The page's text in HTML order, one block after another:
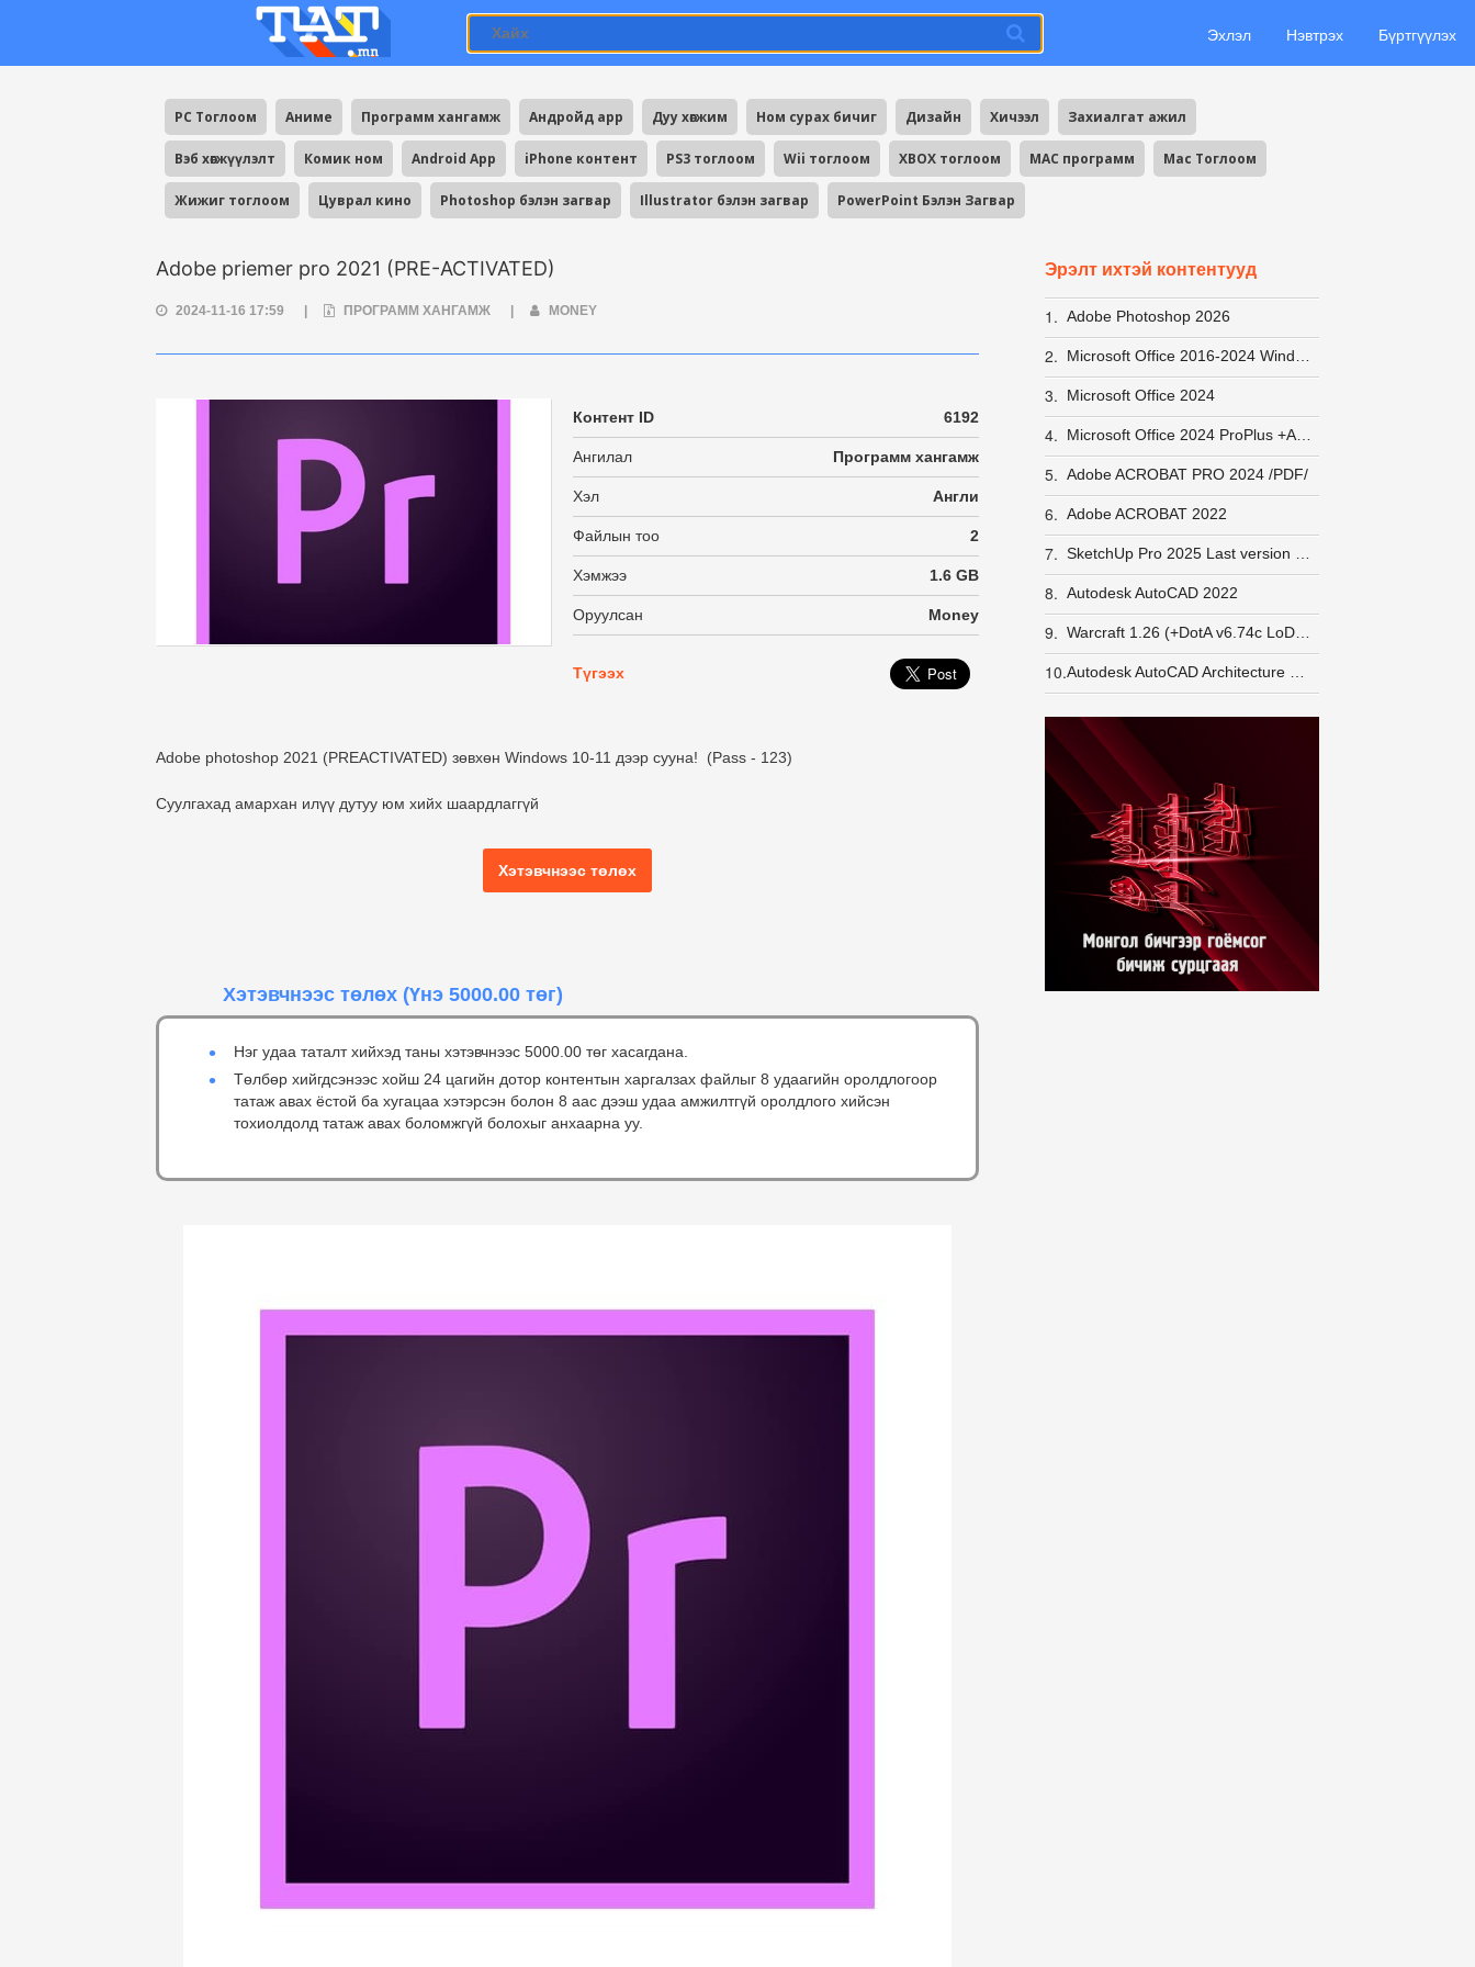
Эхлэл Нэвтрэх Бүртгүүлэх
PC Тоглоом Аниме Программ хангамж Андройд app Дуу хөгжим Ном сурах бичиг Дизайн Хичээл Захиалгат ажил
Вэб хөгжүүлэлт Комик ном Android App iPhone контент PS3 тоглоом Wii тоглоом XBOX тоглоом MAC программ Mac Тоглоом
Жижиг тоглоом Цуврал кино Photoshop бэлэн загвар Illustrator бэлэн загвар PowerPoint Бэлэн Загвар
Adobe priemer pro 2021 (PRE-ACTIVATED)
2024-11-16 17:59 ПРОГРАММ ХАНГАМЖ MONEY
Контент ID 6192
Ангилал Программ хангамж
Хэл Англи
Файлын тоо 2
Хэмжээ 1.6 GB
Оруулсан Money
Түгээх
Adobe photoshop 2021 (PREACTIVATED) зөвхөн Windows 10-11 дээр сууна! (Pass - 123)
Суулгахад амархан илүү дутуу юм хийх шаардлаггүй
Хэтэвчнээс төлөх
Хэтэвчнээс төлөх (Үнэ 5000.00 төг)
Нэг удаа таталт хийхэд таны хэтэвчнээс 5000.00 төг хасагдана.
Төлбөр хийгдсэнээс хойш 24 цагийн дотор контентын харгалзах файлыг 8 удаагийн оролдлогоор
татаж авах ёстой ба хугацаа хэтэрсэн болон 8 аас дээш удаа амжилтгүй оролдлого хийсэн
тохиолдолд татаж авах боломжгүй болохыг анхаарна уу.
Эрэлт ихтэй контентууд
1. Adobe Photoshop 2026
2.
3. Microsoft Office 2024
4.
5. Adobe ACROBAT PRO 2024 /PDF/
6. Adobe ACROBAT 2022
7.
8. Autodesk AutoCAD 2022
9.
10.